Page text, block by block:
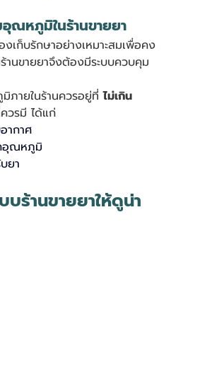
ณหภูมิในร้านขายยา
เก็บรักษาอย่างเหมาะสมเพื่อคง
นขายยาจึงต้องมีระบบควบคุม
ภายในร้านควรอยู่ที่ ไม่เกิน
รมี ได้แก่
ากาศ
อุณหภูมิ
ยา
ร้านขายยาให้ดูน่า